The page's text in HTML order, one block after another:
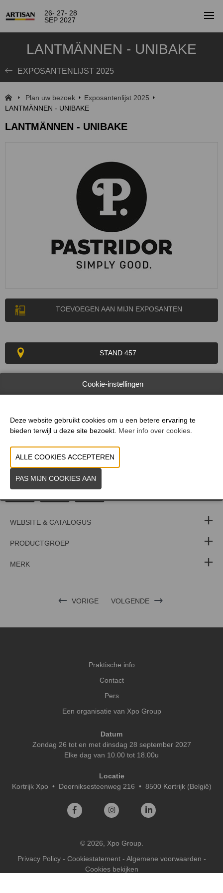
26- 27- 28
SEP 2027
LANTMÄNNEN - UNIBAKE
EXPOSANTENLIJST 2025
Plan uw bezoek
Exposantenlijst 2025
LANTMÄNNEN - UNIBAKE
LANTMÄNNEN - UNIBAKE
TOEVOEGEN AAN MIJN EXPOSANTEN
STAND 457
enorme passie voor. De liefde voor eten, het leven en het ambacht
zijn gevoed door onze Belgische roots. Exact zoals Belgisch bier,
WEBSITE & CATALOGUS
PRODUCTGROEP
MERK
VORIGE VOLGENDE
Praktische info
Contact
Pers
Een organisatie van Xpo Group
Datum
Zondag 26 tot en met dinsdag 28 september 2027
Elke dag van 10.00 tot 18.00u
Locatie
Kortrijk Xpo • Doorniksesteenweg 216 • 8500 Kortrijk (België)
© 2026, Xpo Group.
Privacy Policy- Cookiestatement- Algemene voorwaarden -
Cookies bekijken
Cookie-instellingen
Deze website gebruikt cookies om u een betere ervaring te
bieden terwijl u deze site bezoekt. Meer info over cookies